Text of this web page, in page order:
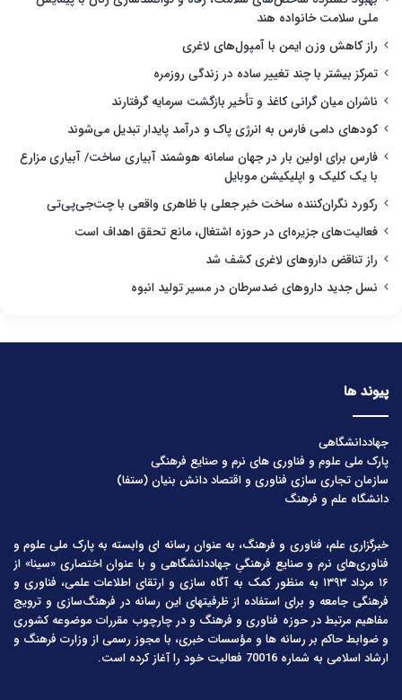
ملی سلامت خانواده هند
راز کاهش وزن ایمن با آمپول‌های لاغری
تمرکز بیشتر با چند تغییر ساده در زندگی روزمره
ناشران میان گرانی کاغذ و تأخیر بازگشت سرمایه گرفتارند
کودهای دامی فارس به انرژی پاک و درآمد پایدار تبدیل می‌شوند
فارس برای اولین بار در جهان سامانه هوشمند آبیاری ساخت/ آبیاری مزارع
با یک کلیک و اپلیکیشن موبایل
رکورد نگران‌کننده ساخت خبر جعلی با ظاهری واقعی با چت‌جی‌پی‌تی
فعالیت‌های جزیره‌ای در حوزه اشتغال، مانع تحقق اهداف است
راز تناقض داروهای لاغری کشف شد
نسل جدید داروهای ضدسرطان در مسیر تولید انبوه
پیوند ها
جهاددانشگاهی
پارک ملی علوم و فناوری های نرم و صنایع فرهنگی
سازمان تجاری سازی فناوری و اقتصاد دانش بنیان (ستفا)
دانشگاه علم و فرهنگ
خبرگزاری علم، فناوری و فرهنگ، به عنوان رسانه ای وابسته به پارک ملی علوم و
فناوری‌های نرم و صنایع فرهنگیِ جهاددانشگاهی و با عنوان اختصاری «سینا» از
۱۶ مرداد ۱۳۹۳ به منظور کمک به آگاه سازی و ارتقای اطلاعات علمی، فناوری و
فرهنگی جامعه و برای استفاده از ظرفیتهای این رسانه در فرهنگ‌سازی و ترویج
مفاهیم مرتبط در حوزه فناوری و فرهنگ و در چارچوب مقررات موضوعه کشوری
و ضوابط حاکم بر رسانه ها و مؤسسات خبری، با مجوز رسمی از وزارت فرهنگ و
ارشاد اسلامی به شماره 70016 فعالیت خود را آغاز کرده است.